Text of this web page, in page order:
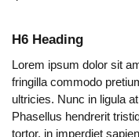
H6 Heading
Lorem ipsum dolor sit
fringilla commodo
ultricies. Nunc in ligula
Phasellus hendrerit
tortor, in imperdiet